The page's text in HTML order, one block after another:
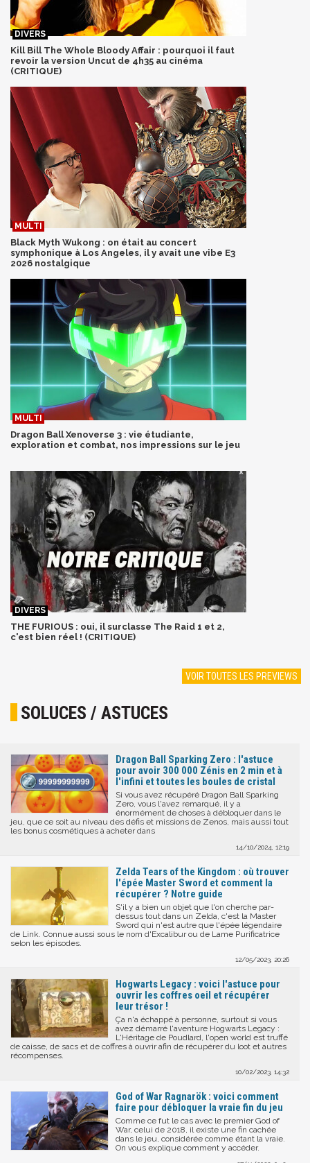
Kill Bill The Whole Bloody Affair : pourquoi il faut
revoir la version Uncut de 4h35 au cinéma
(CRITIQUE)
Black Myth Wukong : on était au concert
symphonique à Los Angeles, il y avait une vibe E3
2026 nostalgique
Dragon Ball Xenoverse 3 : vie étudiante,
exploration et combat, nos impressions sur le jeu
THE FURIOUS : oui, il surclasse The Raid 1 et 2,
c'est bien réel ! (CRITIQUE)
VOIR TOUTES LES PREVIEWS
SOLUCES / ASTUCES
Dragon Ball Sparking Zero : l'astuce
pour avoir 300 000 Zénis en 2 min et à
l'infini et toutes les boules de cristal
Si vous avez récupéré Dragon Ball Sparking
Zero, vous l'avez remarqué, il y a
énormément de choses à débloquer dans le
jeu, que ce soit au niveau des défis et missions de Zenos, mais aussi tout
les bonus cosmétiques à acheter dans
14/10/2024, 12:19
Zelda Tears of the Kingdom : où trouver
l'épée Master Sword et comment la
récupérer ? Notre guide
S'il y a bien un objet que l'on cherche par-
dessus tout dans un Zelda, c'est la Master
Sword qui n'est autre que l'épée légendaire
de Link. Connue aussi sous le nom d'Excalibur ou de Lame Purificatrice
selon les épisodes.
12/05/2023, 20:26
Hogwarts Legacy : voici l'astuce pour
ouvrir les coffres oeil et récupérer
leur trésor !
Ça n'a échappé à personne, surtout si vous
avez démarré l'aventure Hogwarts Legacy :
L'Héritage de Poudlard, l'open world est truffé
de caisse, de sacs et de coffres à ouvrir afin de récupérer du loot et autres
récompenses.
10/02/2023, 14:32
God of War Ragnarök : voici comment
faire pour débloquer la vraie fin du jeu
Comme ce fut le cas avec le premier God of
War, celui de 2018, il existe une fin cachée
dans le jeu, considérée comme étant la vraie.
On vous explique comment y accéder.